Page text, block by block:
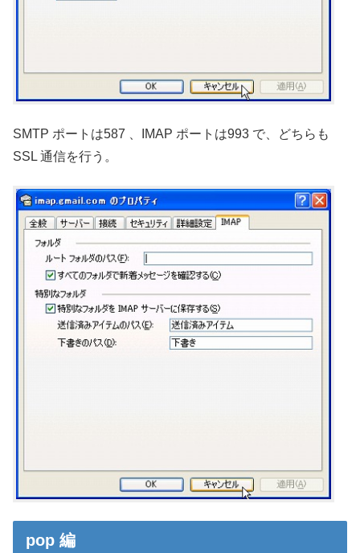
SMTP ポートは587 、IMAP ポートは993 で、どちらも
SSL 通信を行う。
pop 編